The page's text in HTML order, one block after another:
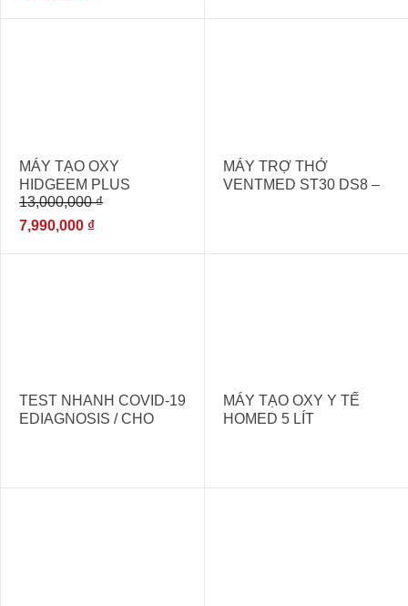
MÁY TẠO OXY
HIDGEEM PLUS
13,000,000₫
7,990,000 ₫
MÁY TRỢ THỞ
VENTMED ST30 DS8 –
TEST NHANH COVID-19
EDIAGNOSIS / CHO
MÁY TẠO OXY Y TẾ
HOMED 5 LÍT